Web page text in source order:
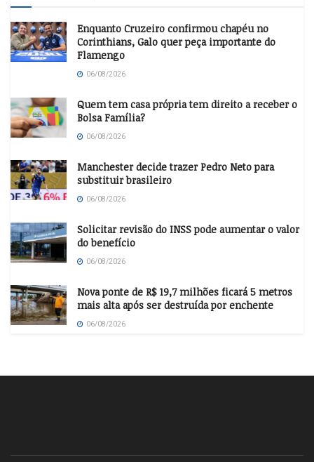
Enquanto Cruzeiro confirmou chapéu no
Corinthians, Galo quer peça importante do
Flamengo
06/08/2026
Quem tem casa própria tem direito a receber o
Bolsa Família?
06/08/2026
Manchester decide trazer Pedro Neto para
substituir brasileiro
06/08/2026
Solicitar revisão do INSS pode aumentar o valor
do benefício
06/08/2026
Nova ponte de R$ 19,7 milhões ficará 5 metros
mais alta após ser destruída por enchente
06/08/2026